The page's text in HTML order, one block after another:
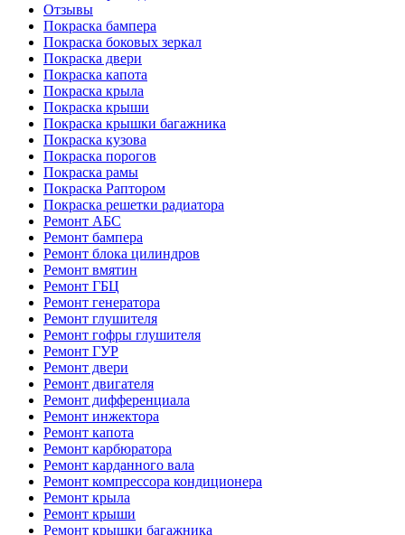
Отзывы
Покраска бампера
Покраска боковых зеркал
Покраска двери
Покраска капота
Покраска крыла
Покраска крыши
Покраска крышки багажника
Покраска кузова
Покраска порогов
Покраска рамы
Покраска Раптором
Покраска решетки радиатора
Ремонт АБС
Ремонт бампера
Ремонт блока цилиндров
Ремонт вмятин
Ремонт ГБЦ
Ремонт генератора
Ремонт глушителя
Ремонт гофры глушителя
Ремонт ГУР
Ремонт двери
Ремонт двигателя
Ремонт дифференциала
Ремонт инжектора
Ремонт капота
Ремонт карбюратора
Ремонт карданного вала
Ремонт компрессора кондиционера
Ремонт крыла
Ремонт крыши
Ремонт крышки багажника